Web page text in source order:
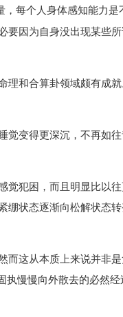
，每个人身体感知能力
因为自身没出现某些
和合算卦领域颇有成
变得更深沉，不再如
觉犯困，而且明显比以
状态逐渐向松解状态
这从本质上来说并非
慢慢向外散去的必然